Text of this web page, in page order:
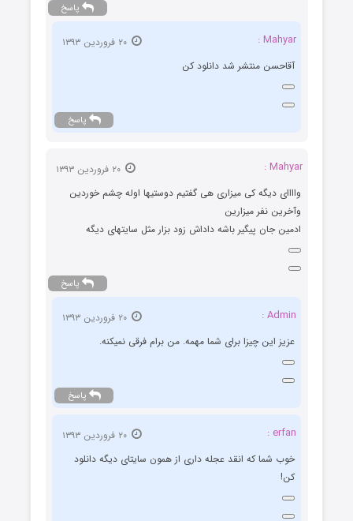
پاسخ
Mahyar :
آقاحسن منتشر شد دانلود کن
پاسخ
Mahyar :
واااای دیگه کی میزاری هی گفتیم دوستیها اوله چشم خوردین
وآخرین نفر میزارین
ادمین جان پیگیر باشه داداش زود بزار مثل سایتهای دیگه
پاسخ
Admin :
عزیز این چیزا برای شما مهمه. من برام فرقی نمیکنه.
پاسخ
erfan :
خوب شما که انقد عجله داری از همون سایتای دیگه دانلود
کن!